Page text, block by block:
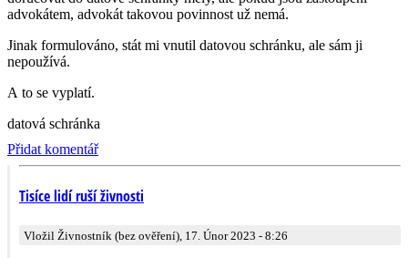
advokátem, advokát takovou povinnost už nemá.
Jinak formulováno, stát mi vnutil datovou schránku, ale sám ji
nepoužívá.
A to se vyplatí.
datová schránka
Přidat komentář
Tisíce lidí ruší živnosti
Vložil Živnostník (bez ověření), 17. Únor 2023 - 8:26